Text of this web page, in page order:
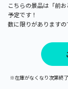
こちらの景品は「前
予定です！
数に限りがありますの
※在庫がなくなり次第終